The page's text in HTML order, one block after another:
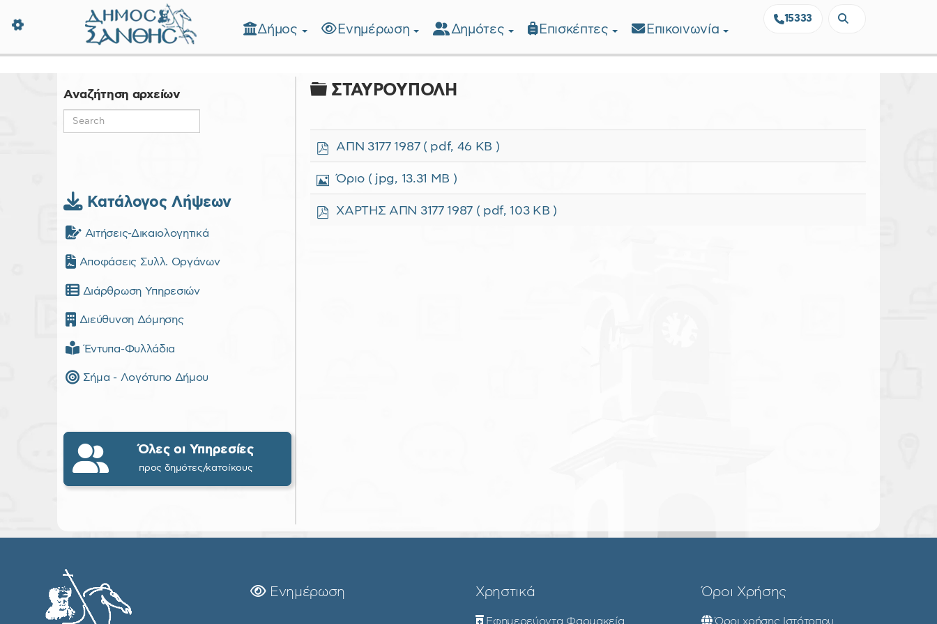
Δήμος Ξάνθης - Επίσημη Ιστοσελίδα
15333
Δήμος Ενημέρωση Δημότες Επισκέπτες Επικοινωνία
Φάκελος
ΣΤΑΥΡΟΥΠΟΛΗ
p
f
ΑΠΝ 3177 1987 ( pdf, 46 KB )
Ε
κ
ό
Όριο ( jpg, 13.31 MB )
p
ΧΑΡΤΗΣ ΑΠΝ 3177 1987 ( pdf, 103 KB )
Αναζήτηση αρχείων
Κατάλογος Λήψεων
Αιτήσεις-Δικαιολογητικά
Αποφάσεις Συλλ. Οργάνων
Διάρθρωση Υπηρεσιών
Διεύθυνση Δόμησης
Έντυπα-Φυλλάδια
Σήμα - Λογότυπο Δήμου
Όλες οι Υπηρεσίες
προς δημότες/κατοίκους
Ενημέρωση Χρηστικά
Εφημερεύοντα Φαρμακεία
Όροι Χρήσης
Όροι χρήσης Ιστότοπου